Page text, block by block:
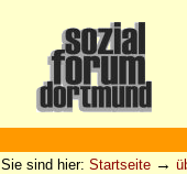
Werkzeuge
Sie sind hier: Startseite →